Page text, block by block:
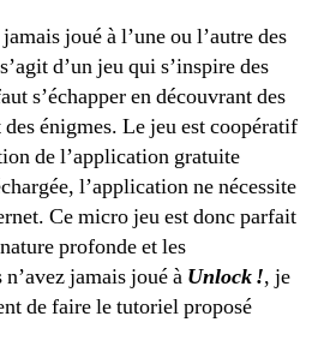
joué à l’une ou l’autre des
d’un jeu qui s’inspire des
s’échapper en découvrant des
énigmes. Le jeu est coopératif
de l’application gratuite
l’application ne nécessite
Ce micro jeu est donc parfait
profonde et les
jamais joué à Unlock !, je
de faire le tutoriel proposé